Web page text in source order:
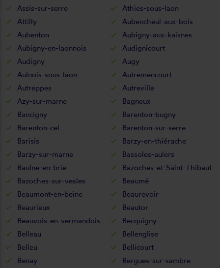
Assis-sur-serre
Athies-sous-laon
Attilly
Aubencheul-aux-bois
Aubenton
Aubigny-aux-kaisnes
Aubigny-en-laonnois
Audignicourt
Audigny
Augy
Aulnois-sous-laon
Autremencourt
Autreppes
Autreville
Azy-sur-marne
Bagneux
Bancigny
Barenton-bugny
Barenton-cel
Barenton-sur-serre
Barisis
Barzy-en-thiérache
Barzy-sur-marne
Bassoles-aulers
Baulne-en-brie
Bazoches-et-Saint-Thibaut
Bazoches-sur-vesles
Beaumé
Beaumont-en-beine
Beaurevoir
Beaurieux
Beautor
Beauvois-en-vermandois
Becquigny
Belleau
Bellenglise
Belleu
Bellicourt
Benay
Bergues-sur-sambre